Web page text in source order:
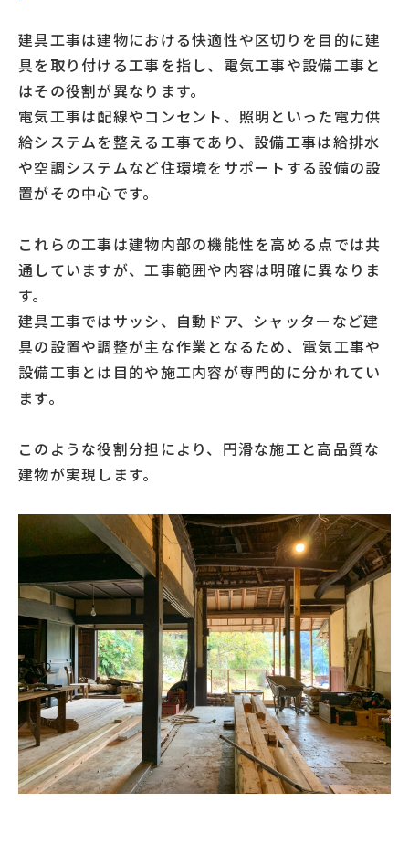
建具工事は建物における快適性や区切りを目的に建
具を取り付ける工事を指し、電気工事や設備工事と
はその役割が異なります。
電気工事は配線やコンセント、照明といった電力供
給システムを整える工事であり、設備工事は給排水
や空調システムなど住環境をサポートする設備の設
置がその中心です。
これらの工事は建物内部の機能性を高める点では共
通していますが、工事範囲や内容は明確に異なりま
す。
建具工事ではサッシ、自動ドア、シャッターなど建
具の設置や調整が主な作業となるため、電気工事や
設備工事とは目的や施工内容が専門的に分かれてい
ます。
このような役割分担により、円滑な施工と高品質な
建物が実現します。